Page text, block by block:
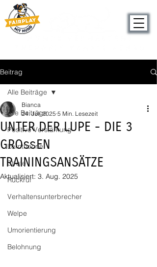
Beitrag
Alle Beiträge
Positive Verstärkung
Lerntheorie
Strafe
Rückruf
Verhaltensunterbrecher
Welpe
Umorientierung
Belohnung
Alle Beiträge
UNTER DER LUPE - DIE 3
GROßEN
TRAININGSANSÄTZE
Bianca
24. Juli 2025 5 Min. Lesezeit
Aktualisiert: 3. Aug. 2025